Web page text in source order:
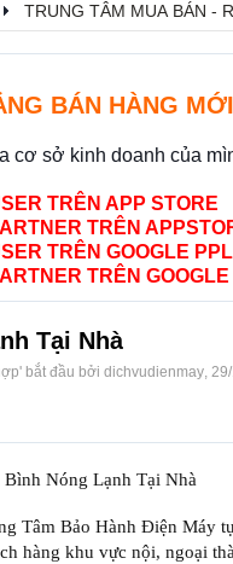
TRUNG TÂM MUA BÁN -
BÁN HÀNG MỚI
cơ sở kinh doanh của
TRÊN APP STORE
TRÊN
TRÊN GOOGLE
TRÊN GOOGLE
Tại Nhà
' bắt đầu bởi dichvudienmay,
Bình Nóng Lạnh Tại Nhà
Tâm Bảo Hành Điện Máy
hàng khu vực nội, ngoại